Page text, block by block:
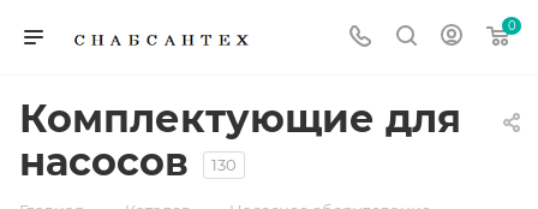
0
Комплектующие для
насосов
130